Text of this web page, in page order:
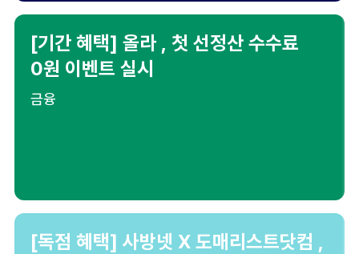
[기간 혜택] 올라 , 첫 선정산 수수료
0원 이벤트 실시
금융
[독점 혜택] 사방넷 X 도매리스트닷컴 ,